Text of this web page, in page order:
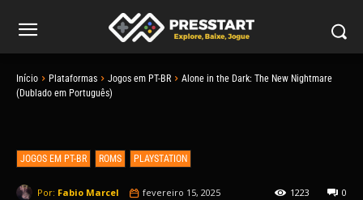
Início Plataformas Jogos em PT-BR
Alone in the Dark: The New Nightmare
(Dublado em Português)
JOGOS EM PT-BR ROMS PLAYSTATION
Por: Fabio Marcel fevereiro 15, 2025 0
1223